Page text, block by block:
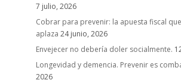
7 julio, 2026
Cobrar para prevenir: la apuesta fiscal
aplaza 24 junio, 2026
Envejecer no debería doler socialmente.
Longevidad y demencia. Prevenir es
2026